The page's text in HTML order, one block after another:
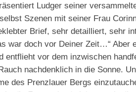
Ludger seiner
Szenen mit seiner Frau
Brief, sehr detailliert, sehr
war doch vor Deiner Zeit…“
vor dem inzwischen
nachdenklich in die Sonne.
des Prenzlauer Bergs